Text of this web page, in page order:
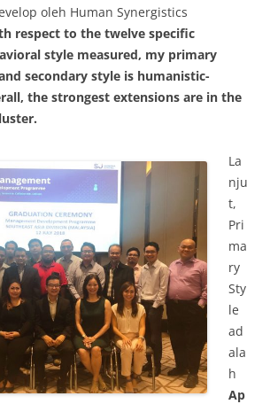
oleh Human Synergistics
respect to the twelve specific
style measured, my primary
secondary style is humanistic-
the strongest extensions are in the
La
nju
t,
Pri
ma
ry
Sty
le
ad
ala
h
Ap